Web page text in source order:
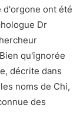
d'orgone ont été
Dr
qu'ignorée
décrite dans
noms de Chi,
des